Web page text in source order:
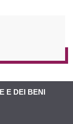
E DEI BENI